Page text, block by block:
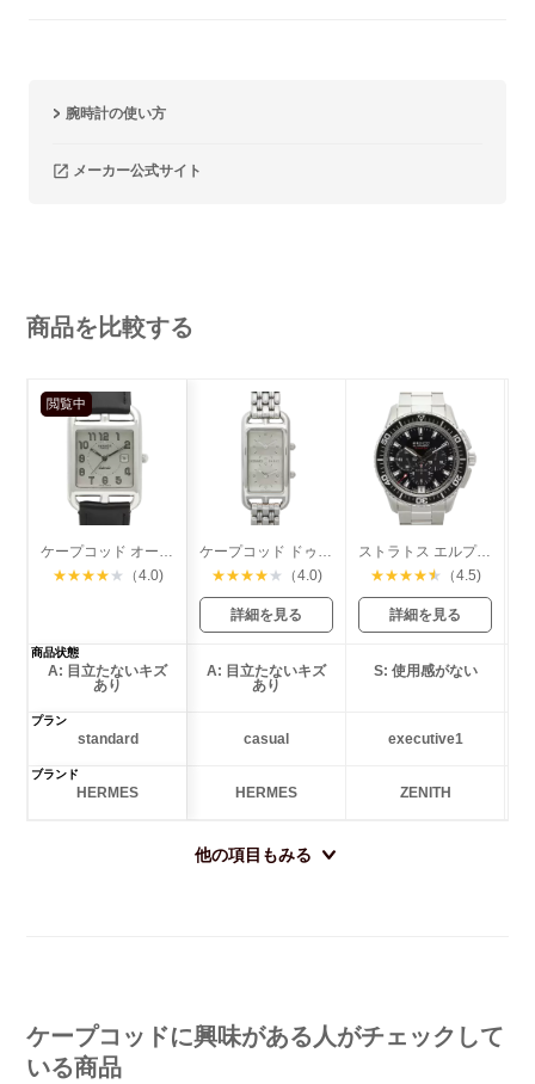
腕時計の使い方
メーカー公式サイト
商品を比較する
閲覧中
ケープコッド オートマチック
★★★★ ★ （4.0)
ケープコッド ドゥーゾーン
★★★★ ★ （4.0)
詳細を見る
ストラトス エルプリメロ フライバック クロノグラフ デイト
★★★★★ （4.5)
詳細を見る
商品状態
A: 目立たないキズ
あり
A: 目立たないキズ
あり
S: 使用感がない
プラン
standard casual executive1
ブランド
HERMES HERMES ZENITH
他の項目もみる
ケープコッドに興味がある人がチェックして
いる商品